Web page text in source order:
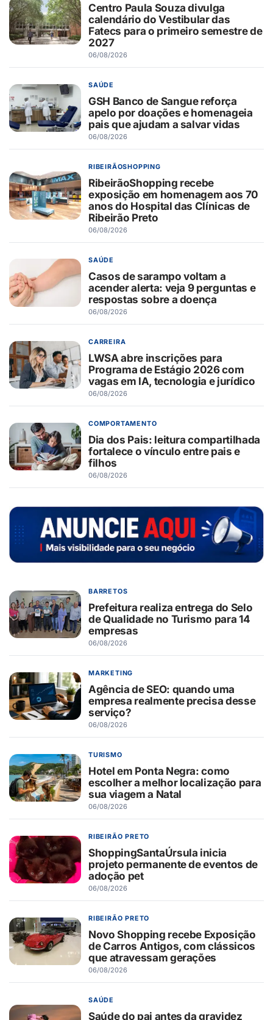
Centro Paula Souza divulga
calendário do Vestibular das
Fatecs para o primeiro semestre de
2027
06/08/2026
SAÚDE
GSH Banco de Sangue reforça
apelo por doações e homenageia
pais que ajudam a salvar vidas
06/08/2026
RIBEIRÃOSHOPPING
RibeirãoShopping recebe
exposição em homenagem aos 70
anos do Hospital das Clínicas de
Ribeirão Preto
06/08/2026
SAÚDE
Casos de sarampo voltam a
acender alerta: veja 9 perguntas e
respostas sobre a doença
06/08/2026
CARREIRA
LWSA abre inscrições para
Programa de Estágio 2026 com
vagas em IA, tecnologia e jurídico
06/08/2026
COMPORTAMENTO
Dia dos Pais: leitura compartilhada
fortalece o vínculo entre pais e
filhos
06/08/2026
BARRETOS
Prefeitura realiza entrega do Selo
de Qualidade no Turismo para 14
empresas
06/08/2026
MARKETING
Agência de SEO: quando uma
empresa realmente precisa desse
serviço?
06/08/2026
TURISMO
Hotel em Ponta Negra: como
escolher a melhor localização para
sua viagem a Natal
06/08/2026
RIBEIRÃO PRETO
ShoppingSantaÚrsula inicia
projeto permanente de eventos de
adoção pet
06/08/2026
RIBEIRÃO PRETO
Novo Shopping recebe Exposição
de Carros Antigos, com clássicos
que atravessam gerações
06/08/2026
SAÚDE
Saúde do pai antes da gravidez